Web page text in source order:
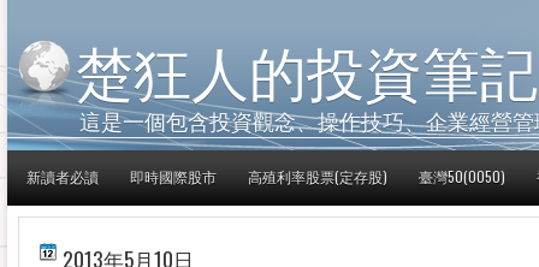
楚狂人的投資筆記
這是一個包含投資觀念、操作技巧、企業經營
新讀者必讀 即時國際股市 高殖利率股票(定存股) 臺灣50(0050)
2013年5月10日